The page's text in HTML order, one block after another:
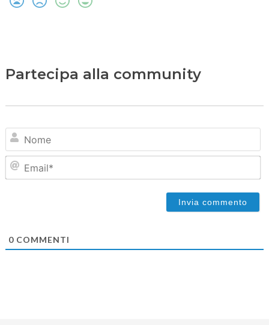
Partecipa alla community
0COMMENTI